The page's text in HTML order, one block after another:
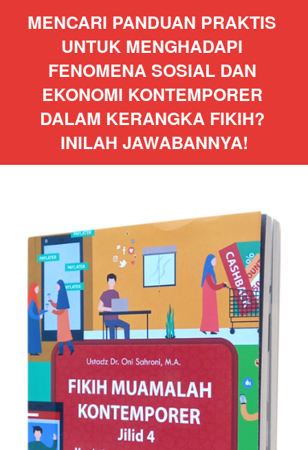
MENCARI PANDUAN PRAKTIS
UNTUK MENGHADAPI
FENOMENA SOSIAL DAN
EKONOMI KONTEMPORER
DALAM KERANGKA FIKIH?
INILAH JAWABANNYA!